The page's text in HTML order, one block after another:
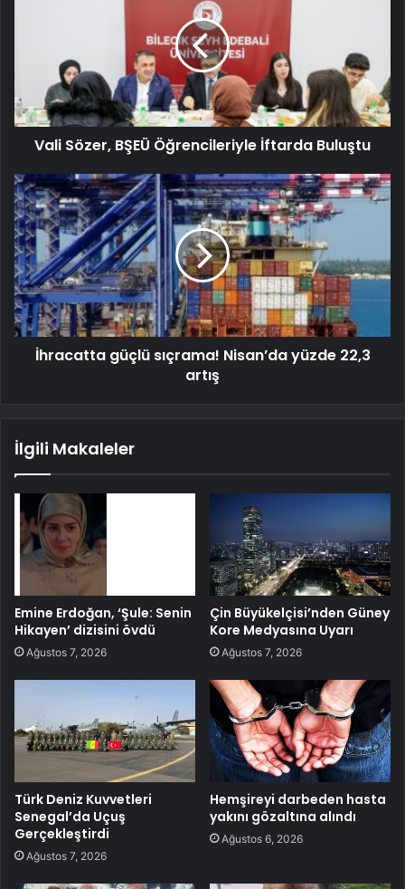
Vali Sözer, BŞEÜ Öğrencileriyle İftarda Buluştu
İhracatta güçlü sıçrama! Nisan’da yüzde 22,3
artış
İlgili Makaleler
Emine Erdoğan, ‘Şule: Senin
Hikayen’ dizisini övdü
Ağustos 7, 2026
Çin Büyükelçisi’nden Güney
Kore Medyasına Uyarı
Ağustos 7, 2026
Türk Deniz Kuvvetleri
Senegal’da Uçuş
Gerçekleştirdi
Ağustos 7, 2026
Hemşireyi darbeden hasta
yakını gözaltına alındı
Ağustos 6, 2026